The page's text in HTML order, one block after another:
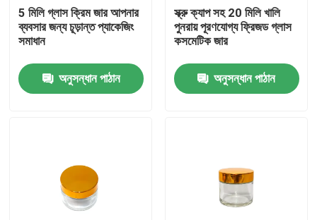
আমাদের সাথে যোগাযোগ
একটি উদ্ধৃতি অনুরোধ করুন
গ্লাস ভোটি মোমবাতি ধারক
গ্লাস ডিফিউজার বোতল
5 মিলি গ্লাস ক্রিম জার আপনার
ব্যবসার জন্য চূড়ান্ত প্যাকেজিং
সমাধান
অনুসন্ধান পাঠান
স্ক্রু ক্যাপ সহ 20 মিলি খালি
পুনরায় পূরণযোগ্য ফ্রিজড গ্লাস
কসমেটিক জার
অনুসন্ধান পাঠান